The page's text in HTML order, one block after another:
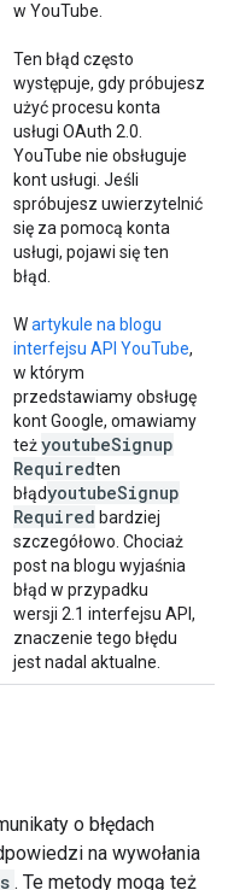
w YouTube.
Ten błąd często
występuje, gdy próbujesz
użyć procesu konta
usługi OAuth 2.0.
YouTube nie obsługuje
kont usługi. Jeśli
spróbujesz uwierzytelnić
się za pomocą konta
usługi, pojawi się ten
błąd.
Wartykule na blogu
interfejsu API YouTube,
w którym
przedstawiamy obsługę
kont Google, omawiamy
teżyoutubeSignup
Requiredten
błądyoutubeSignup
Required bardziej
szczegółowo. Chociaż
post na blogu wyjaśnia
błąd w przypadku
wersji 2.1 interfejsu API,
znaczenie tego błędu
jest nadal aktualne.
o błędach
na wywołania
. Te metody mogą też